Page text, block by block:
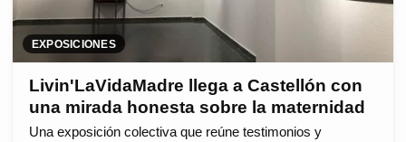
EXPOSICIONES
Livin'LaVidaMadre llega a Castellón con
una mirada honesta sobre la maternidad
Una exposición colectiva que reúne testimonios y